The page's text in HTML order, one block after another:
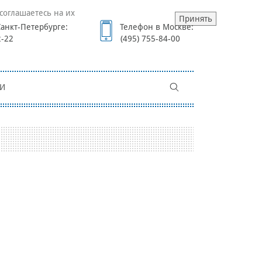
Петербурге:
22
Телефон в Москве:
(495) 755-84-00
на их
Принять